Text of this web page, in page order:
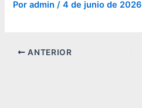
Poradmin/4 de junio de 2026
ANTERIOR